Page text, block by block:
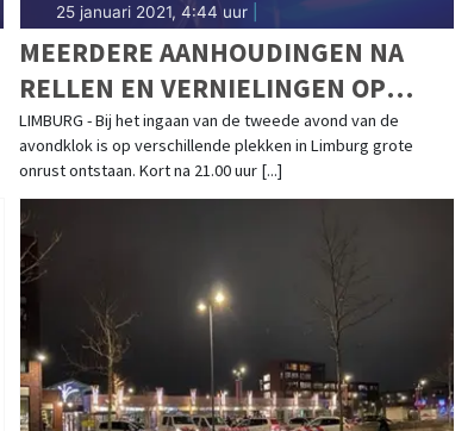
25 januari 2021, 4:44 uur|
MEERDERE AANHOUDINGEN NA
RELLEN EN VERNIELINGEN OP
VERSCHILLENDE PLAATSEN IN
LIMBURG
LIMBURG - Bij het ingaan van de tweede avond van de
avondklok is op verschillende plekken in Limburg grote
onrust ontstaan. Kort na 21.00 uur [...]